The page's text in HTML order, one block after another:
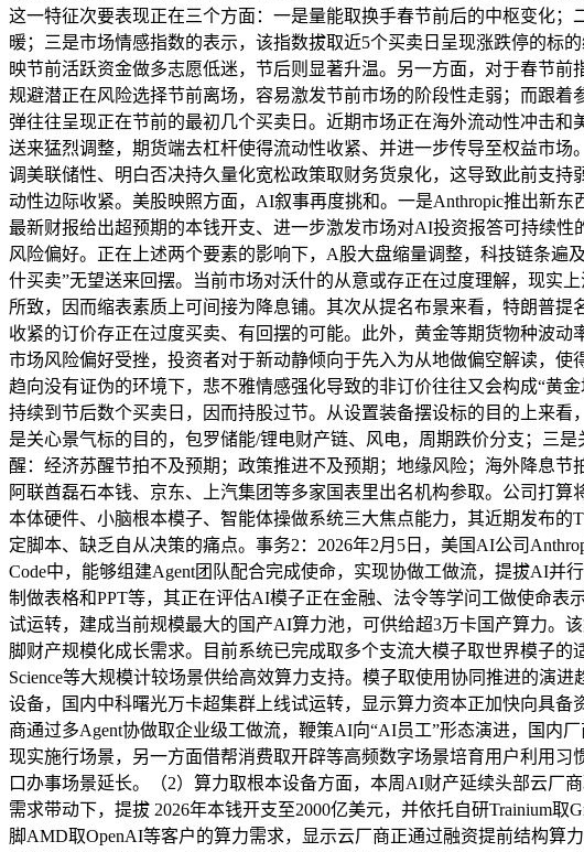
这一特征次要表现正在三个方面：一是量能取换手春节前后的中枢变化
暖；三是市场情感指数的表示，该指数拔取近5个买卖日呈现涨跌停的标
映节前活跃资金做多志愿低迷，节后则显著升温。另一方面，对于春节
规避潜正在风险选择节前离场，容易激发节前市场的阶段性走弱；而跟
弹往往呈现正在节前的最初几个买卖日。近期市场正在海外流动性冲击
送来猛烈调整，期货端去杠杆使得流动性收紧、并进一步传导至权益市
调美联储性、明白否决持久量化宽松政策取财务货泉化，这导致此前支
动性边际收紧。美股映照方面，AI叙事再度挑和。一是Anthropic推出新
最新财报给出超预期的本钱开支、进一步激发市场对AI投资报答可持续
风险偏好。正在上述两个要素的影响下，A股大盘缩量调整，科技链条
什买卖”无望送来回摆。当前市场对沃什的从意或存正在过度理解，现实
所致，因而缩表素质上可间接为降息铺。其次从提名布景来看，特朗普
收紧的订价存正在过度买卖、有回摆的可能。此外，黄金等期货物种波
市场风险偏好受挫，投资者对于新动静倾向于先入为从地做偏空解读，
趋向没有证伪的环境下，悲不雅情感强化导致的非订价往往又会构成“黄
持续到节后数个买卖日，因而持股过节。从设置装备摆设标的目的上来
是关心景气标的目的，包罗储能/锂电财产链、风电，周期跌价分支；三
醒：经济苏醒节拍不及预期；政策推进不及预期；地缘风险；海外降息
阿联酋磊石本钱、京东、上汽集团等多家国表里出名机构参取。公司打
本体硬件、小脑根本模子、智能体操做系统三大焦点能力，其近期发布
定脚本、缺乏自从决策的痛点。事务2：2026年2月5日，美国AI公司
Code中，能够组建Agent团队配合完成使命，实现协做工做流，提拔AI并
制做表格和PPT等，其正在评估AI模子正在金融、法令等学问工做使命表
试运转，建成当前规模最大的国产AI算力池，可供给超3万卡国产算力。
脚财产规模化成长需求。目前系统已完成取多个支流大模子取世界模子
Science等大规模计较场景供给高效算力支持。模子取使用协同推进的演
设备，国内中科曙光万卡超集群上线试运转，显示算力资本正加快向具
商通过多Agent协做取企业级工做流，鞭策AI向“AI员工”形态演进，国内
现实施行场景，另一方面借帮消费取开辟等高频数字场景培育用户利用
口办事场景延长。（2）算力取根本设备方面，本周AI财产延续头部云厂
需求带动下，提拔 2026年本钱开支至2000亿美元，并依托自研Trainium
脚AMD取OpenAI等客户的算力需求，显示云厂商正通过融资提前结构算